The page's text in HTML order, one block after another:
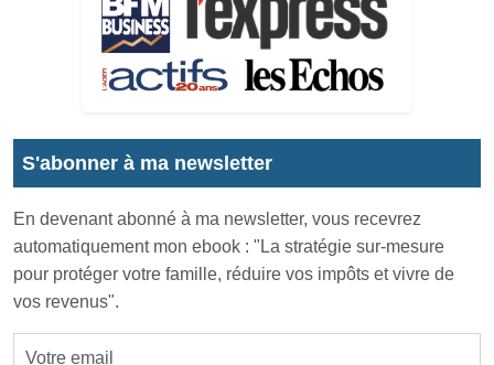
S'abonner à ma newsletter
En devenant abonné à ma newsletter, vous recevrez
automatiquement mon ebook : "La stratégie sur-mesure
pour protéger votre famille, réduire vos impôts et vivre de
vos revenus".